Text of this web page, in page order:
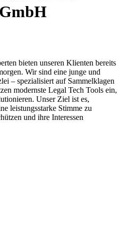
bieten unseren Klienten bereits
Wir sind eine junge und
– spezialisiert auf Sammelklagen
modernste Legal Tech Tools ein,
Unser Ziel ist es,
leistungsstarke Stimme zu
und ihre Interessen